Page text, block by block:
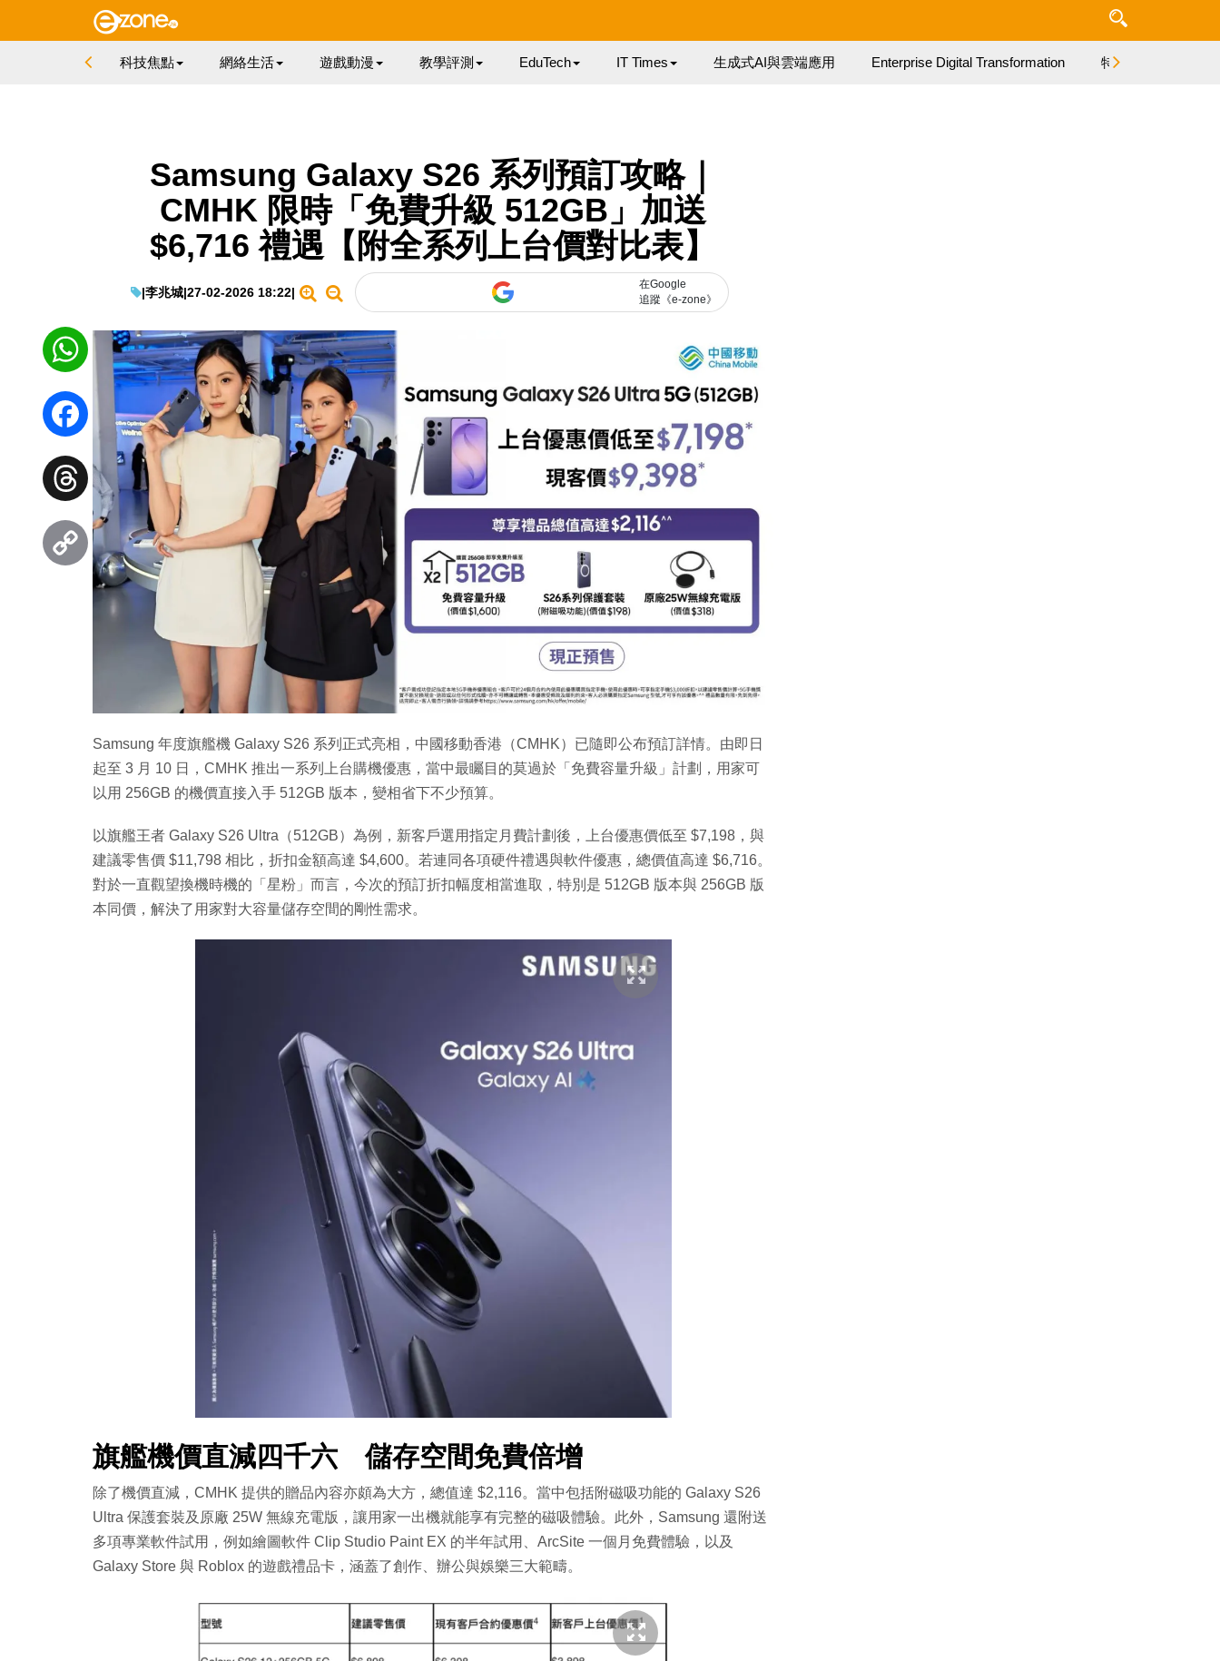
科技焦點 網絡生活 遊戲動漫 教學評測 EduTech IT Times 生成式AI與雲端應用 Enterprise Digital Transformation 特集
Samsung Galaxy S26 系列預訂攻略｜
CMHK 限時「免費升級 512GB」加送
$6,716 禮遇【附全系列上台價對比表】
|李兆城|27-02-2026 18:22|
在Google
追蹤《e-zone》
Samsung 年度旗艦機 Galaxy S26 系列正式亮相，中國移動香港（CMHK）已隨即公布預訂詳情。由即日
起至 3 月 10 日，CMHK 推出一系列上台購機優惠，當中最矚目的莫過於「免費容量升級」計劃，用家可
以用 256GB 的機價直接入手 512GB 版本，變相省下不少預算。
以旗艦王者 Galaxy S26 Ultra（512GB）為例，新客戶選用指定月費計劃後，上台優惠價低至 $7,198，與
建議零售價 $11,798 相比，折扣金額高達 $4,600。若連同各項硬件禮遇與軟件優惠，總價值高達 $6,716。
對於一直觀望換機時機的「星粉」而言，今次的預訂折扣幅度相當進取，特別是 512GB 版本與 256GB 版
本同價，解決了用家對大容量儲存空間的剛性需求。
旗艦機價直減四千六 儲存空間免費倍增
除了機價直減，CMHK 提供的贈品內容亦頗為大方，總值達 $2,116。當中包括附磁吸功能的 Galaxy S26
Ultra 保護套裝及原廠 25W 無線充電版，讓用家一出機就能享有完整的磁吸體驗。此外，Samsung 還附送
多項專業軟件試用，例如繪圖軟件 Clip Studio Paint EX 的半年試用、ArcSite 一個月免費體驗，以及
Galaxy Store 與 Roblox 的遊戲禮品卡，涵蓋了創作、辦公與娛樂三大範疇。
WhatsApp
Facebook
Threads
Copy